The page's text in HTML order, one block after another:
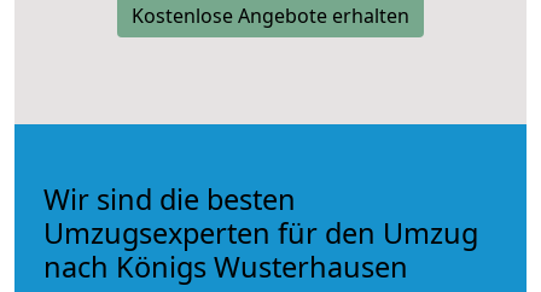
Kostenlose Angebote erhalten
Wir sind die besten
Umzugsexperten für den Umzug
nach Königs Wusterhausen